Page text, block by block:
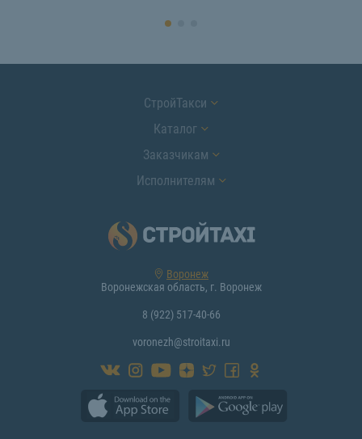
СтройТакси
Каталог
Заказчикам
Исполнителям
Воронеж
Воронежская область, г. Воронеж
8 (922) 517-40-66
voronezh@stroitaxi.ru